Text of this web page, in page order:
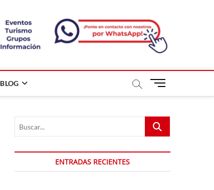
BLOG
B
ó
n
d
e
Buscar...
ENTRADAS RECIENTES